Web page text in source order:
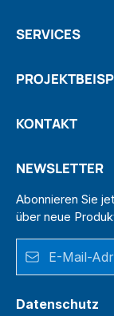
SERVICES
KONTAKT
NEWSLETTER
Abonnieren Sie
über neue
Datenschutz